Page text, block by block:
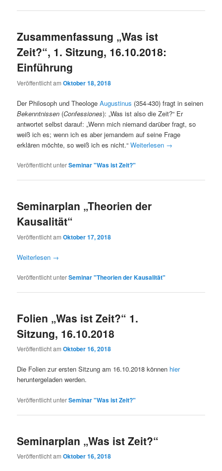
Zusammenfassung „Was ist
Zeit?“, 1. Sitzung, 16.10.2018:
Einführung
Veröffentlicht amOktober 18, 2018
Der Philosoph und TheologeAugustinus (354-430) fragt in seinen
Bekenntnissen (Confessiones): „Was ist also die Zeit?“ Er
antwortet selbst darauf: „Wenn mich niemand darüber fragt, so
weiß ich es; wenn ich es aber jemandem auf seine Frage
erklären möchte, so weiß ich es nicht.“Weiterlesen →
Veröffentlicht unterSeminar "Was ist Zeit?"
Seminarplan „Theorien der
Kausalität“
Veröffentlicht amOktober 17, 2018
Weiterlesen →
Veröffentlicht unterSeminar "Theorien der Kausalität"
Folien „Was ist Zeit?“ 1.
Sitzung, 16.10.2018
Veröffentlicht amOktober 16, 2018
Die Folien zur ersten Sitzung am 16.10.2018 können hier
heruntergeladen werden.
Veröffentlicht unterSeminar "Was ist Zeit?"
Seminarplan „Was ist Zeit?“
Veröffentlicht amOktober 16, 2018